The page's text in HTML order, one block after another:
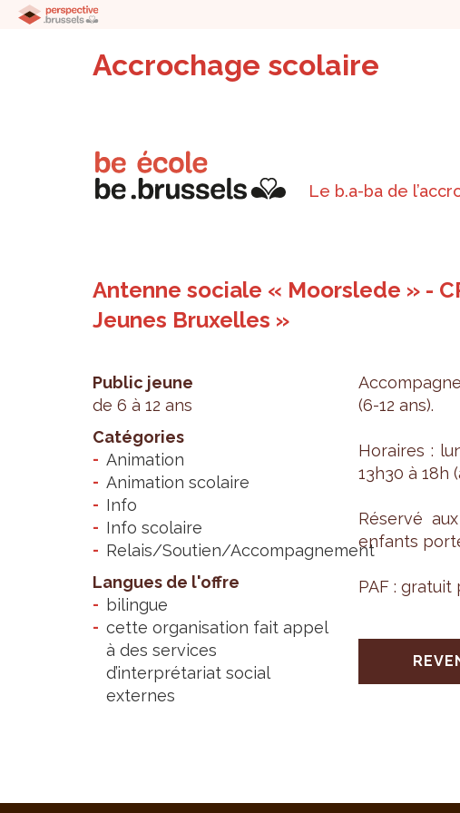
Accrochage scolaire
Le b.a-ba de
Antenne sociale « Moorslede » -
Jeunes Bruxelles »
Public jeune
de 6 à 12 ans
Catégories
Animation
Animation scolaire
Info
Info scolaire
Relais/Soutien/Accompagnement
Langues de l'offre
bilingue
cette organisation fait appel
à des services
d’interprétariat social
externes
(6-12 ans).
Horaires :
13h30 à 18h
Réservé
enfants
PAF : gra­tuit